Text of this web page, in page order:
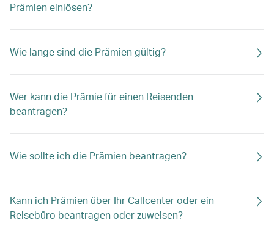
Prämien einlösen?
Wie lange sind die Prämien gültig?
Wer kann die Prämie für einen Reisenden
beantragen?
Wie sollte ich die Prämien beantragen?
Kann ich Prämien über Ihr Callcenter oder ein
Reisebüro beantragen oder zuweisen?